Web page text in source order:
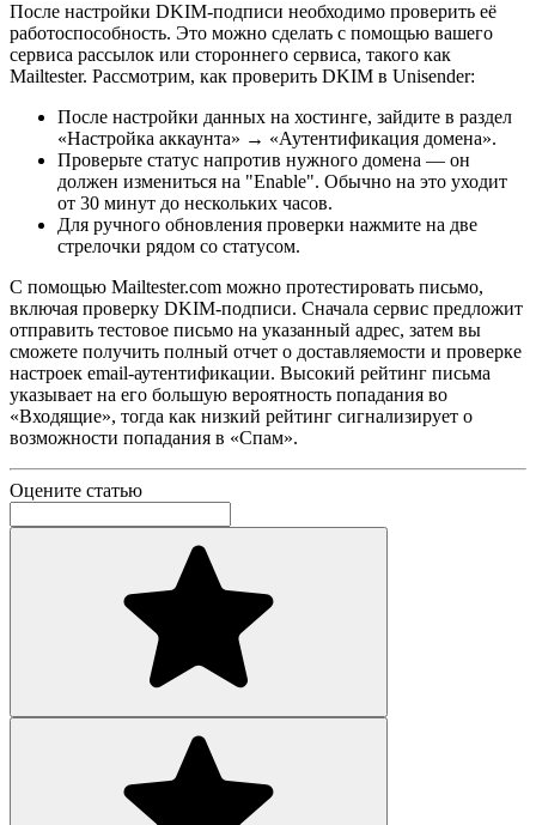
После настройки DKIM-подписи необходимо проверить её
работоспособность. Это можно сделать с помощью вашего
сервиса рассылок или стороннего сервиса, такого как
Mailtester. Рассмотрим, как проверить DKIM в Unisender:
После настройки данных на хостинге, зайдите в раздел
«Настройка аккаунта» → «Аутентификация домена».
Проверьте статус напротив нужного домена — он
должен измениться на "Enable". Обычно на это уходит
от 30 минут до нескольких часов.
Для ручного обновления проверки нажмите на две
стрелочки рядом со статусом.
С помощью Mailtester.com можно протестировать письмо,
включая проверку DKIM-подписи. Сначала сервис предложит
отправить тестовое письмо на указанный адрес, затем вы
сможете получить полный отчет о доставляемости и проверке
настроек email-аутентификации. Высокий рейтинг письма
указывает на его большую вероятность попадания во
«Входящие», тогда как низкий рейтинг сигнализирует о
возможности попадания в «Спам».
Оцените статью